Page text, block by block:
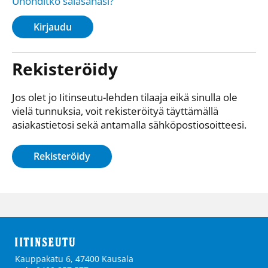
Kirjaudu
Rekisteröidy
Jos olet jo Iitinseutu-lehden tilaaja eikä sinulla ole
vielä tunnuksia, voit rekisteröityä täyttämällä
asiakastietosi sekä antamalla sähkö­posti­osoitteesi.
Rekisteröidy
Kauppakatu 6, 47400 Kausala